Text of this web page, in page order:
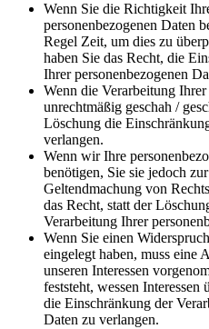
Wenn Sie die Richtigkeit
personenbezogenen Daten
Regel Zeit, um dies zu
haben Sie das Recht, die
Ihrer personenbezogenen
Wenn die Verarbeitung
unrechtmäßig geschah /
Löschung die
verlangen.
Wenn wir Ihre
benötigen, Sie sie jedoch
Geltendmachung von
das Recht, statt der
Verarbeitung Ihrer
Wenn Sie einen
eingelegt haben, muss eine
unseren Interessen
feststeht, wessen Interessen
die Einschränkung der
Daten zu verlangen.